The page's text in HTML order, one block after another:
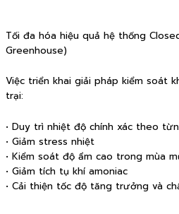
Tối đa hóa hiệu quả hệ thống
Greenhouse)
Việc triển khai giải pháp kiểm soát
trại:
• Duy trì nhiệt độ chính xác theo
• Giảm stress nhiệt
• Kiểm soát độ ẩm cao trong mùa
• Giảm tích tụ khí amoniac
• Cải thiện tốc độ tăng trưởng và